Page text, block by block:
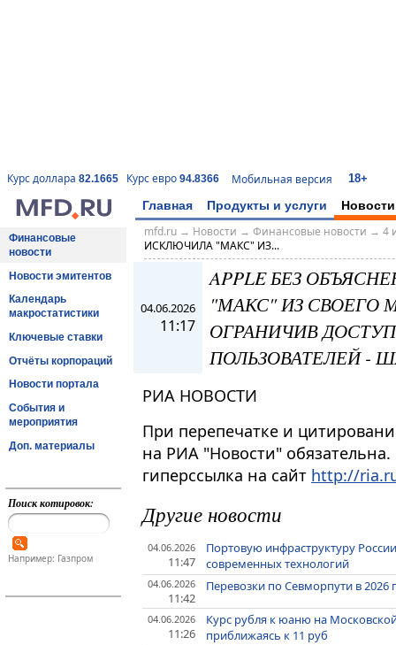
Курс доллара 82.1665 Курс евро 94.8366 Мобильная версия 18+
Главная Продукты и услуги Новости
Финансовые
новости
Новости эмитентов
Календарь
макростатистики
Ключевые ставки
Отчёты корпораций
Новости портала
События и
мероприятия
Доп. материалы
Поиск котировок:
Например: Газпром
mfd.ru→ Новости → Финансовые новости → 4
ИСКЛЮЧИЛА "МАКС" ИЗ...
04.06.2026
11:17
APPLE БЕЗ
"МАКС" ИЗ СВОЕГО
ОГРАНИЧИВ
ПОЛЬЗОВАТЕЛЕЙ -
РИА НОВОСТИ
При перепечатке и
на РИА "Новости"
гиперссылка на сайт http://
Другие новости
04.06.2026
11:47
Портовую инфраструктуру
современных технологий
04.06.2026
11:42
Перевозки по Севморпути в
04.06.2026
11:26
Курс рубля к юаню на
приближаясь к 11 руб